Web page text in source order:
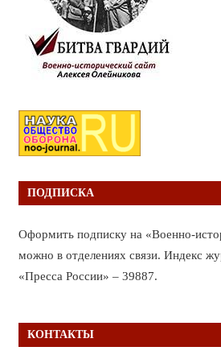
ПОДПИСКА
Оформить подписку на «Военно-
можно в отделениях связи. Индекс
«Пресса России» – 39887.
КОНТАКТЫ